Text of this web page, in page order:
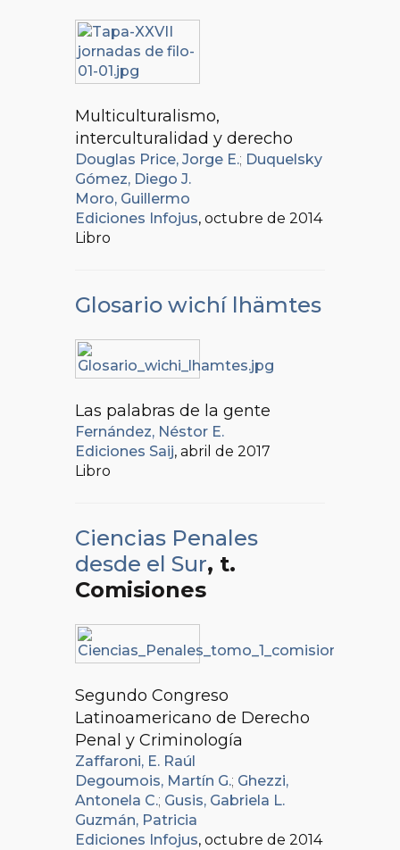
Multiculturalismo,
interculturalidad y derecho
Douglas Price, Jorge E.; Duquelsky
Gómez, Diego J.
Moro, Guillermo
Ediciones Infojus, octubre de 2014
Libro
Glosario wichí lhämtes
Las palabras de la gente
Fernández, Néstor E.
Ediciones Saij, abril de 2017
Libro
Ciencias Penales
desde el Sur, t.
Comisiones
Segundo Congreso
Latinoamericano de Derecho
Penal y Criminología
Zaffaroni, E. Raúl
Degoumois, Martín G.; Ghezzi,
Antonela C.; Gusis, Gabriela L.
Guzmán, Patricia
Ediciones Infojus, octubre de 2014